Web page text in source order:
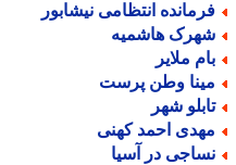
انتظامی نیشابور
هاشمیه
ملایر
وطن پرست
شهر
احمد کهنی
در آسیا